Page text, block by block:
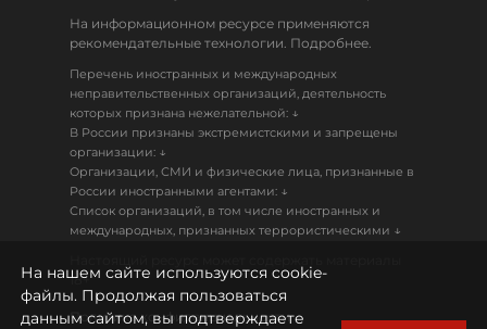
На информационном ресурсе применяются
рекомендательные технологии. Подробнее.
Перечень иностранных и международных
неправительственных организаций, деятельность
которых признана нежелательной: ↓
В России признаны экстремистскими и запрещены
организации: ↓
Организации, СМИ и физические лица, признанные в
России иностранными агентами: ↓
Список организаций, в том числе иностранных и
международных, признанных террористическими ↓
18+
Политика конфиденциальности
На нашем сайте используются cookie-
файлы. Продолжая пользоваться
данным сайтом, вы подтверждаете